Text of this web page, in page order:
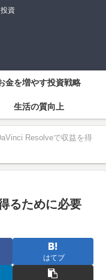
資
金を増やす投資戦略
生活の質向上
Resolveで収益を得
るために必要
はてブ